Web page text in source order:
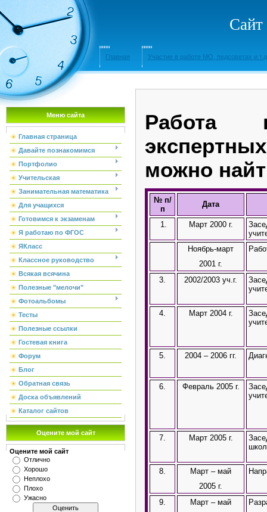
Сайт
Главная Участие в работе МО, педсоветах и
Меню сайта
Главная страница
Давайте познакомимся
Портфолио
Учительская
Занимательная математика
Для учащихся
Готовимся к экзаменам
Я работаю по ФГОС
ЯКласс
Классное руководство
Всякая всячина
Полезные "мелочи"
Фотоальбомы
Тесты
Полезные ссылки
Гостевая книга
Форум
Блог
Обратная связь
Доска объявлений
Каталог сайтов
Оцените мой сайт
Оцените мой сайт
Отлично
Хорошо
Неплохо
Плохо
Ужасно
Работа
можно
№ п/
п
Дата
1. Март 2000 г.
Ноябрь-март
2001 г.
3. 2002/2003 уч.г.
4. Март 2004 г.
5. 2004 – 2006 гг.
6. Февраль 2005 г.
7. Март 2005 г.
8.
Март – май
2005 г.
9.
Март – май